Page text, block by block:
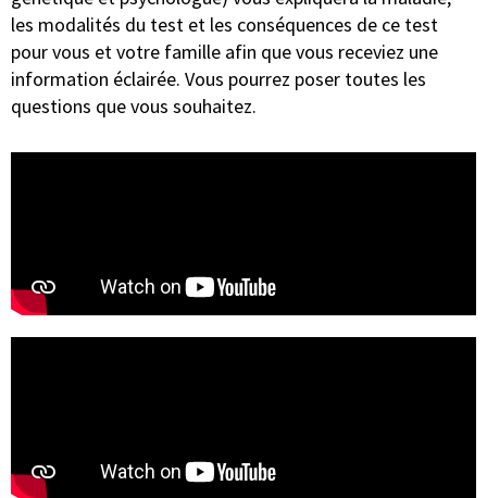
les modalités du test et les conséquences de ce test
pour vous et votre famille afin que vous receviez une
information éclairée. Vous pourrez poser toutes les
questions que vous souhaitez.